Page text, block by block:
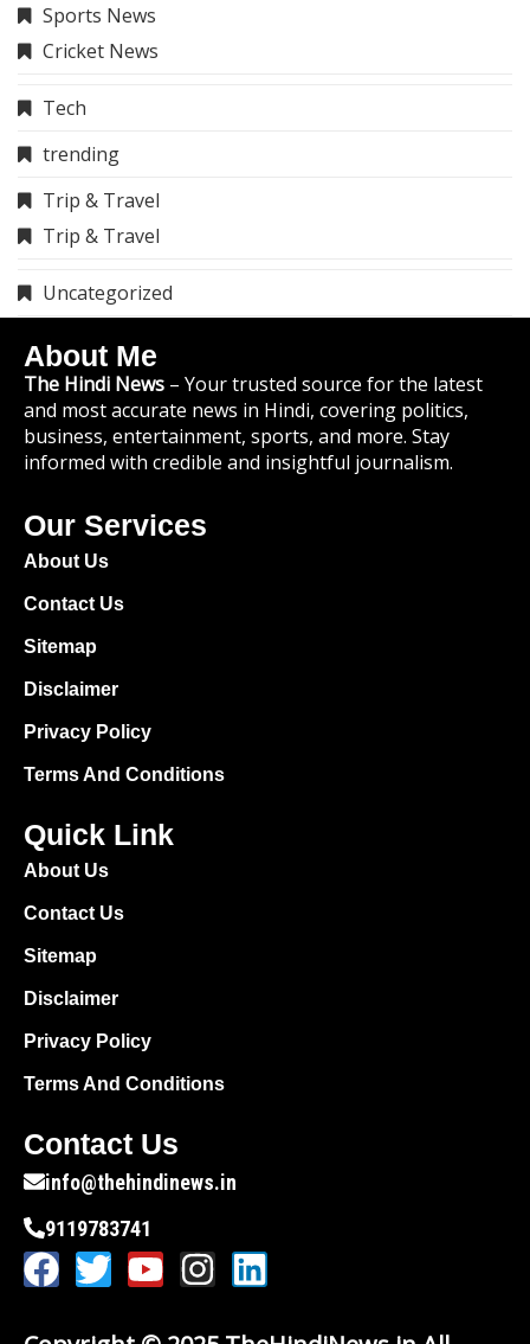
Sports News
Cricket News
Tech
trending
Trip & Travel
Trip & Travel
Uncategorized
About Me
The Hindi News – Your trusted source for the latest
and most accurate news in Hindi, covering politics,
business, entertainment, sports, and more. Stay
informed with credible and insightful journalism.
Our Services
About Us
Contact Us
Sitemap
Disclaimer
Privacy Policy
Terms And Conditions
Quick Link
About Us
Contact Us
Sitemap
Disclaimer
Privacy Policy
Terms And Conditions
Contact Us
info@thehindinews.in
9119783741